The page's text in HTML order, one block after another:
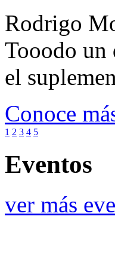
Rodrigo
Tooodo un
el
Conoce
1 2 3 4 5
Eventos
ver más